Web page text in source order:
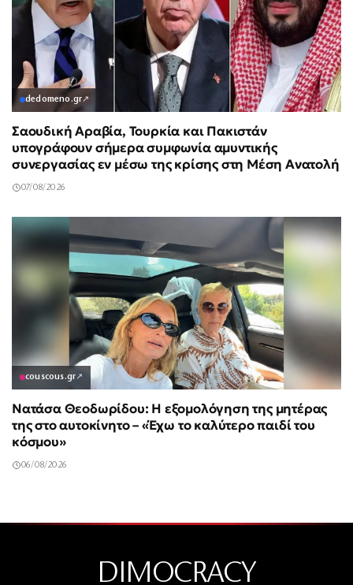
dedomeno.gr↗
Σαουδική Αραβία, Τουρκία και Πακιστάν
υπογράφουν σήμερα συμφωνία αμυντικής
συνεργασίας εν μέσω της κρίσης στη Μέση Ανατολή
07/08/2026
couscous.gr↗
Νατάσα Θεοδωρίδου: Η εξομολόγηση της μητέρας
της στο αυτοκίνητο – «Έχω το καλύτερο παιδί του
κόσμου»
06/08/2026
DIMOCRACY